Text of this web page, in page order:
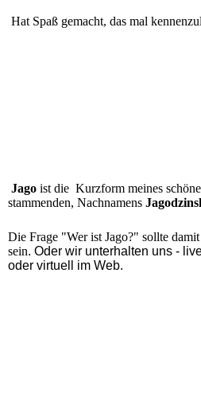
Hat Spaß gemacht, das mal
Jago ist die Kurzform meines
stammenden, Nachnamens
Die Frage "Wer ist Jago?" sollte
sein. Oder wir unterhalten uns -
oder virtuell im Web.